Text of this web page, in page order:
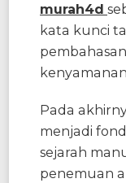
murah4d
kata kunci
Pada
menjadi
sejarah
penemuan